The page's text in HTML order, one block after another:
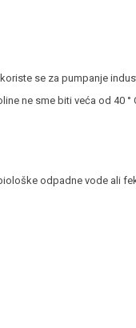
se za pumpanje
ne sme biti veća od 40
odpadne vode ali